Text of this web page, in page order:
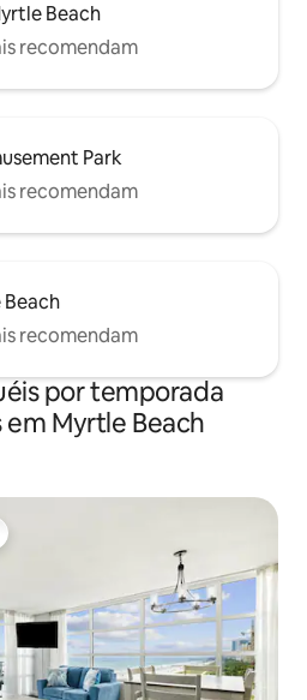
Beach
recomendam
Park
recomendam
recomendam
por temporada
Myrtle Beach